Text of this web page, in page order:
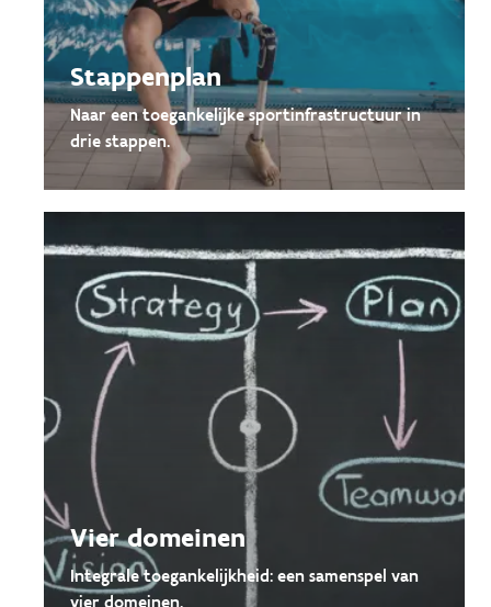
Stappenplan
Naar een toegankelijke sportinfrastructuur in
drie stappen.
Vier domeinen
Integrale toegankelijkheid: een samenspel van
vier domeinen.